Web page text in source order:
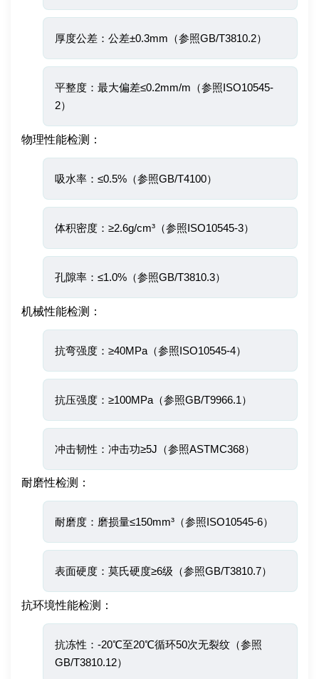
厚度公差：公差±0.3mm（参照GB/T3810.2）
平整度：最大偏差≤0.2mm/m（参照ISO10545-
2）
物理性能检测：
吸水率：≤0.5%（参照GB/T4100）
体积密度：≥2.6g/cm³（参照ISO10545-3）
孔隙率：≤1.0%（参照GB/T3810.3）
机械性能检测：
抗弯强度：≥40MPa（参照ISO10545-4）
抗压强度：≥100MPa（参照GB/T9966.1）
冲击韧性：冲击功≥5J（参照ASTMC368）
耐磨性检测：
耐磨度：磨损量≤150mm³（参照ISO10545-6）
表面硬度：莫氏硬度≥6级（参照GB/T3810.7）
抗环境性能检测：
抗冻性：-20℃至20℃循环50次无裂纹（参照
GB/T3810.12）